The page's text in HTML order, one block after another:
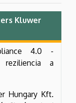
Kluwer
4.0 -
a
Hungary Kft.